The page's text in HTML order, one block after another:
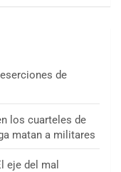
de
los cuarteles de
matan a militares
eje del mal